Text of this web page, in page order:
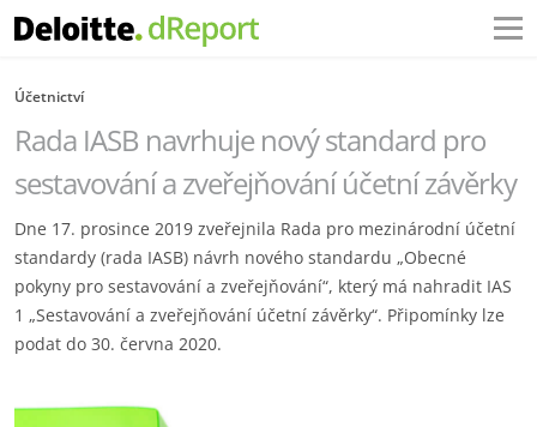
Účetnictví
Rada IASB navrhuje nový standard pro
sestavování a zveřejňování účetní závěrky
Dne 17. prosince 2019 zveřejnila Rada pro mezinárodní účetní
standardy (rada IASB) návrh nového standardu „Obecné
pokyny pro sestavování a zveřejňování“, který má nahradit IAS
1 „Sestavování a zveřejňování účetní závěrky“. Připomínky lze
podat do 30. června 2020.